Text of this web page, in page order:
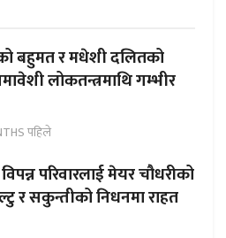
बहुमत र मधेशी दलितको
लोकतन्त्रमाथि गम्भीर
पहिले
परिवारलाई मेयर चौधरीको
र सकुन्तीको निधनमा राहत